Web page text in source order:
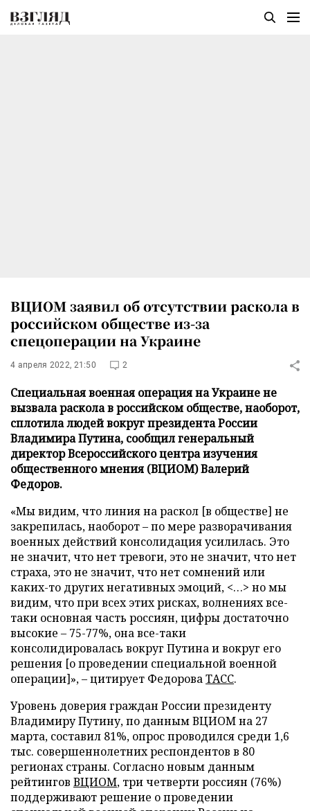
ВЦИОМ заявил об отсутствии раскола в
российском обществе из-за
спецоперации на Украине
4 апреля 2022, 21:50 2
Специальная военная операция на Украине не
вызвала раскола в российском обществе, наоборот,
сплотила людей вокруг президента России
Владимира Путина, сообщил генеральный
директор Всероссийского центра изучения
общественного мнения (ВЦИОМ) Валерий
Федоров.
«Мы видим, что линия на раскол [в обществе] не
закрепилась, наоборот – по мере разворачивания
военных действий консолидация усилилась. Это
не значит, что нет тревоги, это не значит, что нет
страха, это не значит, что нет сомнений или
каких-то других негативных эмоций, <…> но мы
видим, что при всех этих рисках, волнениях все-
таки основная часть россиян, цифры достаточно
высокие – 75-77%, она все-таки
консолидировалась вокруг Путина и вокруг его
решения [о проведении специальной военной
операции]», – цитирует ФедороваТАСС.
Уровень доверия граждан России президенту
Владимиру Путину, по данным ВЦИОМ на 27
марта, составил 81%, опрос проводился среди 1,6
тыс. совершеннолетних респондентов в 80
регионах страны. Согласно новым данным
рейтингов ВЦИОМ, три четверти россиян (76%)
поддерживают решение о проведении